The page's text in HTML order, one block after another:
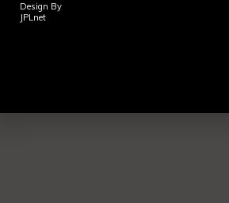
Design By
JPLnet